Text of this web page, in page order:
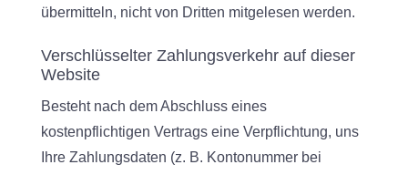
übermitteln, nicht von Dritten mitgelesen werden.
Verschlüsselter Zahlungsverkehr auf dieser
Website
Besteht nach dem Abschluss eines
kostenpflichtigen Vertrags eine Verpflichtung, uns
Ihre Zahlungsdaten (z. B. Kontonummer bei